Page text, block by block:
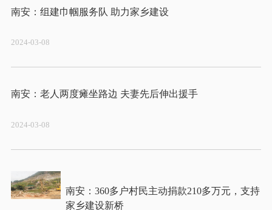
2024-03-08
南安：老人两度瘫坐路边 夫妻先后伸出援手
2024-03-08
南安：360多户村民主动捐款210多万元，支持